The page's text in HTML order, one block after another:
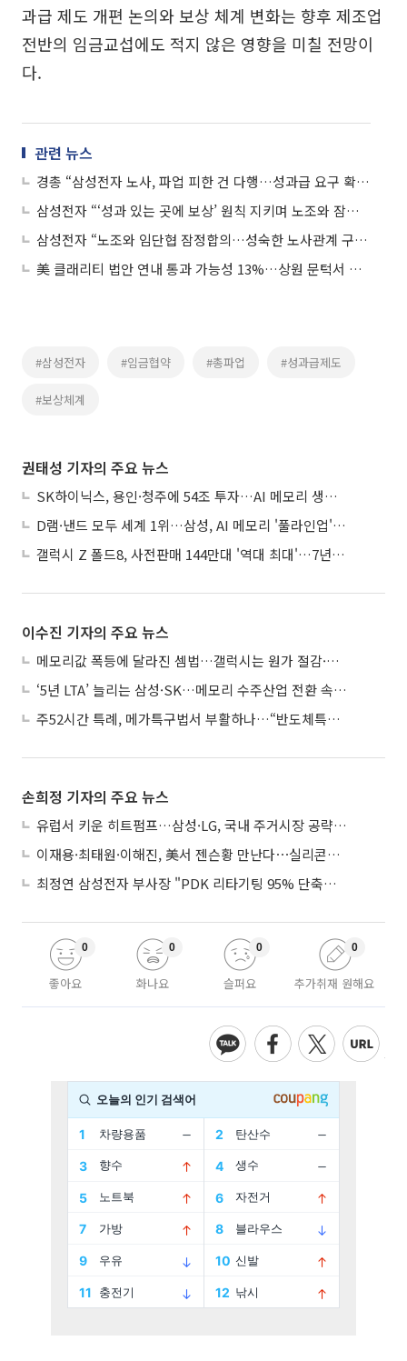
과급 제도 개편 논의와 보상 체계 변화는 향후 제조업
전반의 임금교섭에도 적지 않은 영향을 미칠 전망이
다.
관련 뉴스
경총 “삼성전자 노사, 파업 피한 건 다행…성과급 요구 확산 경계해야”
삼성전자 “‘성과 있는 곳에 보상’ 원칙 지키며 노조와 잠정 합의”
삼성전자 “노조와 임단협 잠정합의…성숙한 노사관계 구축할 것”
美 클래리티 법안 연내 통과 가능성 13%…상원 문턱서 제동
#삼성전자 #임금협약 #총파업 #성과급제도
#보상체계
권태성 기자의 주요 뉴스
SK하이닉스, 용인·청주에 54조 투자…AI 메모리 생산기지 키운다
D램·낸드 모두 세계 1위…삼성, AI 메모리 '풀라인업'으로 승부
갤럭시 Z 폴드8, 사전판매 144만대 '역대 최대'…7년만에 갤노트10 기록 넘어
이수진 기자의 주요 뉴스
메모리값 폭등에 달라진 셈법…갤럭시는 원가 절감·아이폰은 서비스 확대
‘5년 LTA’ 늘리는 삼성·SK…메모리 수주산업 전환 속 다른 셈법
주52시간 특례, 메가특구법서 부활하나…“반도체특별법 담겨야”
손희정 기자의 주요 뉴스
유럽서 키운 히트펌프…삼성·LG, 국내 주거시장 공략 ‘속도’
이재용·최태원·이해진, 美서 젠슨황 만난다⋯실리콘밸리 집결하는 AI리더
최정연 삼성전자 부사장 "PDK 리타기팅 95% 단축…에이전트 AI 시범 활용"
좋아요
0
화나요
0
슬퍼요
0
추가취재 원해요
0